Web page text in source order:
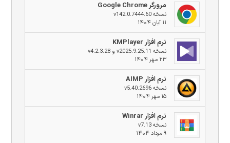
مرورگر Google Chrome
نسخه v142.0.7444.60
۱۱ آبان ۱۴۰۴
نرم افزار KMPlayer
نسخه v2025.9.25.11 و v4.2.3.28
۲۳ مهر ۱۴۰۴
نرم افزار AIMP
نسخه v5.40.2696
۱۵ مهر ۱۴۰۴
نرم افزار Winrar
نسخه v7.13
۹ مرداد ۱۴۰۴